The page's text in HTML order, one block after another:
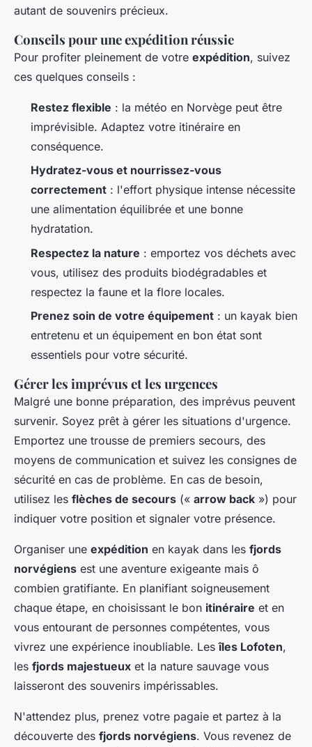
autant de souvenirs précieux.
Conseils pour une expédition réussie
Pour profiter pleinement de votre expédition, suivez
ces quelques conseils :
Restez flexible : la météo en Norvège peut être
imprévisible. Adaptez votre itinéraire en
conséquence.
Hydratez-vous et nourrissez-vous
correctement : l'effort physique intense nécessite
une alimentation équilibrée et une bonne
hydratation.
Respectez la nature : emportez vos déchets avec
vous, utilisez des produits biodégradables et
respectez la faune et la flore locales.
Prenez soin de votre équipement : un kayak bien
entretenu et un équipement en bon état sont
essentiels pour votre sécurité.
Gérer les imprévus et les urgences
Malgré une bonne préparation, des imprévus peuvent
survenir. Soyez prêt à gérer les situations d'urgence.
Emportez une trousse de premiers secours, des
moyens de communication et suivez les consignes de
sécurité en cas de problème. En cas de besoin,
utilisez les flèches de secours (« arrow back ») pour
indiquer votre position et signaler votre présence.
Organiser une expédition en kayak dans les fjords
norvégiens est une aventure exigeante mais ô
combien gratifiante. En planifiant soigneusement
chaque étape, en choisissant le bon itinéraire et en
vous entourant de personnes compétentes, vous
vivrez une expérience inoubliable. Lesîles Lofoten,
les fjords majestueux et la nature sauvage vous
laisseront des souvenirs impérissables.
N'attendez plus, prenez votre pagaie et partez à la
découverte des fjords norvégiens. Vous revenez de